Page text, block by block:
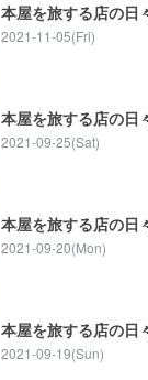
本屋を旅する店の
2021-11-05(Fri)
本屋を旅する店の
2021-09-25(Sat)
本屋を旅する店の
2021-09-20(Mon)
本屋を旅する店の
2021-09-19(Sun)